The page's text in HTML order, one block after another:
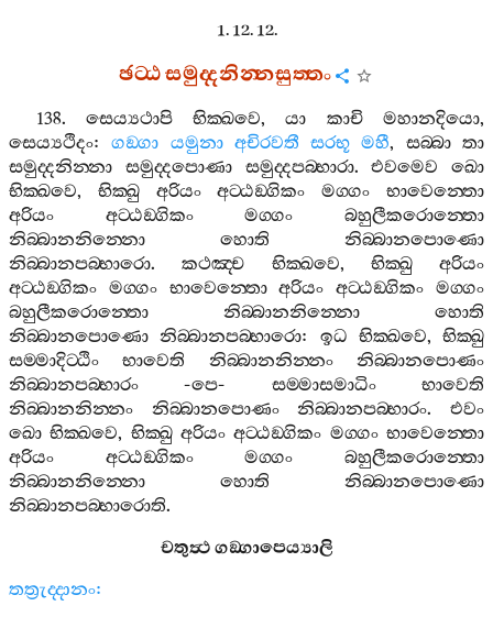
1. 12. 12.
ඡට‍්ඨසමුද‍්දනින‍්නසුත‍්තං
138. සෙය්‍යථාපි භික‍්ඛවෙ,යා කාචි මහානදියො,
සෙය්‍යථිදං:ගඞ‍්ගා යමුනා අචිරවතී සරභූ මහී, සබ‍්බා තා
සමුද‍්දනින‍්නා
සමුද‍්දපොණා සමුද‍්දපබ‍්භාරා.එවමෙව
ඛො
භික‍්ඛවෙ, භික‍්ඛු අරියං අට‍්ඨඞ‍්ගිකං මග‍්ගං
භාවෙන‍්තො
අරියං
අට‍්ඨඞ‍්ගිකං මග‍්ගං
බහුලීකරොන‍්තො
නිබ‍්බානනින‍්නො
හොති
නිබ‍්බානපොණො
නිබ‍්බානපබ‍්භාරො.කථඤ‍්ච භික‍්ඛවෙ, භික‍්ඛු
අරියං
අට‍්ඨඞ‍්ගිකං මග‍්ගං භාවෙන‍්තො අරියං අට‍්ඨඞ‍්ගිකං මග‍්ගං
බහුලීකරොන‍්තො
නිබ‍්බානනින‍්නො
හොති
නිබ‍්බානපොණො නිබ‍්බානපබ‍්භාරො: ඉධ භික‍්ඛවෙ, භික‍්ඛු
සම‍්මාදිට‍්ඨිං
භාවෙති නිබ‍්බානනින‍්නං
නිබ‍්බානපොණං
නිබ‍්බානපබ‍්භාරං -පෙ- සම‍්මාසමාධිං
භාවෙති
නිබ‍්බානනින‍්නං
නිබ‍්බානපොණං නිබ‍්බානපබ‍්භාරං.එවං
ඛො භික‍්ඛවෙ, භික‍්ඛු අරියං අට‍්ඨඞ‍්ගිකං මග‍්ගං භාවෙන‍්තො
අරියං
අට‍්ඨඞ‍්ගිකං මග‍්ගං
බහුලීකරොන‍්තො
නිබ‍්බානනින‍්නො
හොති
නිබ‍්බානපොණො
නිබ‍්බානපබ‍්භාරොති.
චතුත්‍ථගඞ‍්ගාපෙය්‍යාලි
තත්‍රුද‍්දානං: